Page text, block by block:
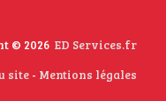
© 2026 ED Services.fr
site - Mentions légales